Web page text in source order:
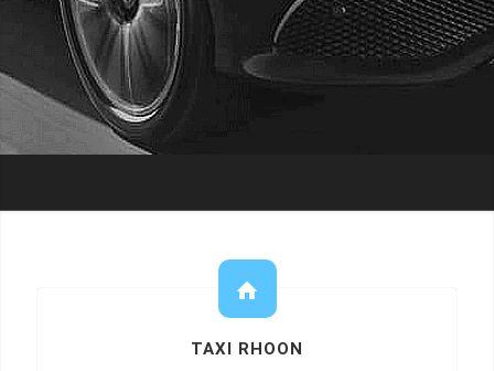
TAXI RHOON